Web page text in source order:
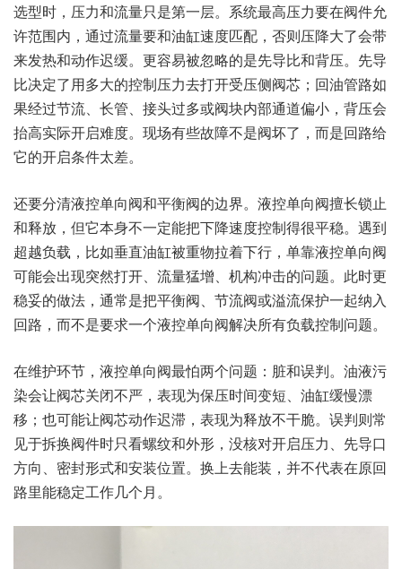
选型时，压力和流量只是第一层。系统最高压力要在阀件允
许范围内，通过流量要和油缸速度匹配，否则压降大了会带
来发热和动作迟缓。更容易被忽略的是先导比和背压。先导
比决定了用多大的控制压力去打开受压侧阀芯；回油管路如
果经过节流、长管、接头过多或阀块内部通道偏小，背压会
抬高实际开启难度。现场有些故障不是阀坏了，而是回路给
它的开启条件太差。
还要分清液控单向阀和平衡阀的边界。液控单向阀擅长锁止
和释放，但它本身不一定能把下降速度控制得很平稳。遇到
超越负载，比如垂直油缸被重物拉着下行，单靠液控单向阀
可能会出现突然打开、流量猛增、机构冲击的问题。此时更
稳妥的做法，通常是把平衡阀、节流阀或溢流保护一起纳入
回路，而不是要求一个液控单向阀解决所有负载控制问题。
在维护环节，液控单向阀最怕两个问题：脏和误判。油液污
染会让阀芯关闭不严，表现为保压时间变短、油缸缓慢漂
移；也可能让阀芯动作迟滞，表现为释放不干脆。误判则常
见于拆换阀件时只看螺纹和外形，没核对开启压力、先导口
方向、密封形式和安装位置。换上去能装，并不代表在原回
路里能稳定工作几个月。